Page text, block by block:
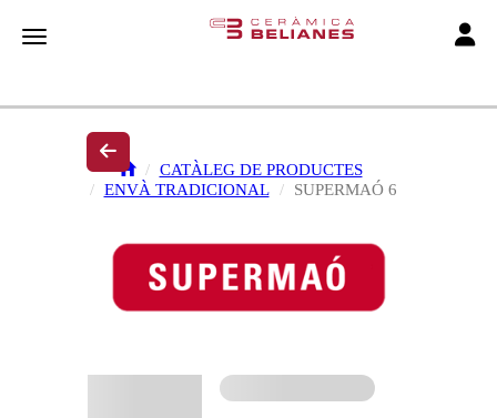
Toggle navigation
CATÀLEG DE PRODUCTES
ENVÀ TRADICIONAL
SUPERMAÓ 6